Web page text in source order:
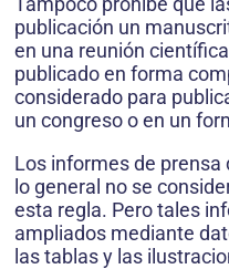
publicación un
en una reunión
publicado en forma
considerado para
un congreso o en un
Los informes de
lo general no se
esta regla. Pero tales
ampliados mediante
las tablas y las